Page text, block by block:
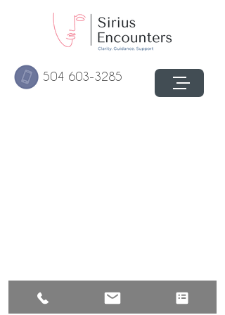
504 603-3285